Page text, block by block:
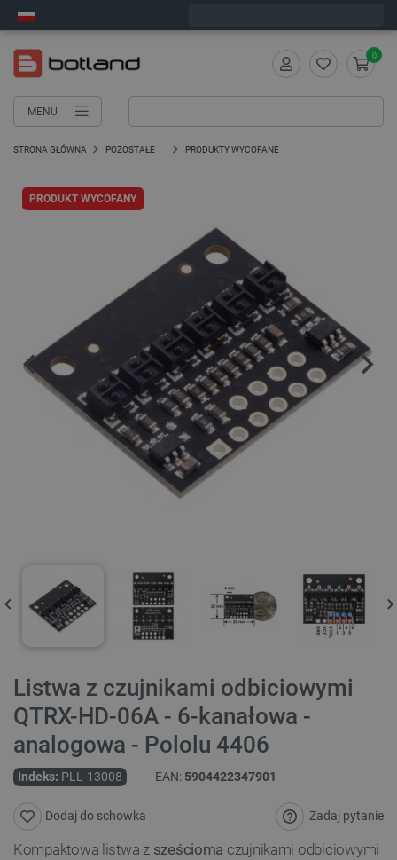
MENU
0
STRONA GŁÓWNA POZOSTAŁE PRODUKTY WYCOFANE
PRODUKT WYCOFANY
Listwa z czujnikami odbiciowymi
QTRX-HD-06A - 6-kanałowa -
analogowa - Pololu 4406
Indeks: PLL-13008 EAN: 5904422347901
Zadaj pytanie
Dodaj do schowka
Kompaktowa listwa z sześcioma czujnikami odbiciowymi